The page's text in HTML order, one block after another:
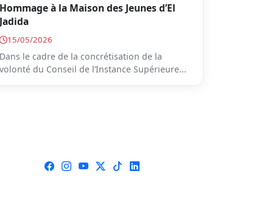
Hommage à la Maison des Jeunes d’El
Jadida
15/05/2026
Dans le cadre de la concrétisation de la
volonté du Conseil de l’Instance Supérieure...